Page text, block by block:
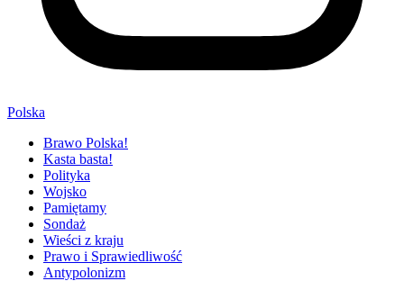
Polska
Brawo Polska!
Kasta basta!
Polityka
Wojsko
Pamiętamy
Sondaż
Wieści z kraju
Prawo i Sprawiedliwość
Antypolonizm